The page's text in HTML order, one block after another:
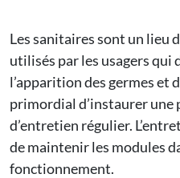
Les sanitaires sont un lieu
utilisés par les usagers
l’apparition des germes et
primordial d’instaurer
d’entretien régulier.
de maintenir les modules
fonctionnement.